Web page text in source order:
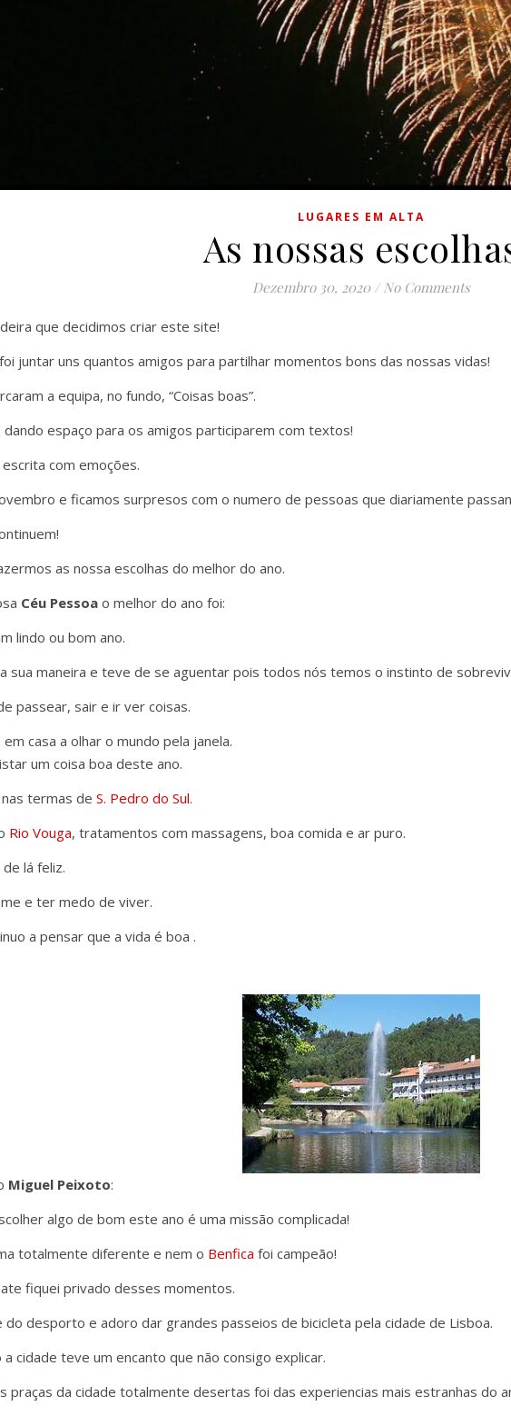
LUGARES EM ALTA
As nossas
Dezembro 30, 2020 / No Comments
que decidimos criar este site!
juntar uns quantos amigos para partilhar momentos bons das nossas vidas!
a equipa, no fundo, “Coisas boas”.
espaço para os amigos participarem com textos!
com emoções.
e ficamos surpresos com o numero de pessoas que diariamente
as nossa escolhas do melhor do ano.
Céu Pessoa o melhor do ano foi:
lindo ou bom ano.
sua maneira e teve de se aguentar pois todos nós temos o instinto de
passear, sair e ir ver coisas.
casa a olhar o mundo pela janela.
um coisa boa deste ano.
termas de S. Pedro do Sul.
Rio Vouga, tratamentos com massagens, boa comida e ar puro.
lá feliz.
e ter medo de viver.
a pensar que a vida é boa .
Miguel Peixoto:
algo de bom este ano é uma missão complicada!
totalmente diferente e nem o Benfica foi campeão!
fiquei privado desses momentos.
do desporto e adoro dar grandes passeios de bicicleta pela cidade de Lisboa.
cidade teve um encanto que não consigo explicar.
praças da cidade totalmente desertas foi das experiencias mais estranhas do